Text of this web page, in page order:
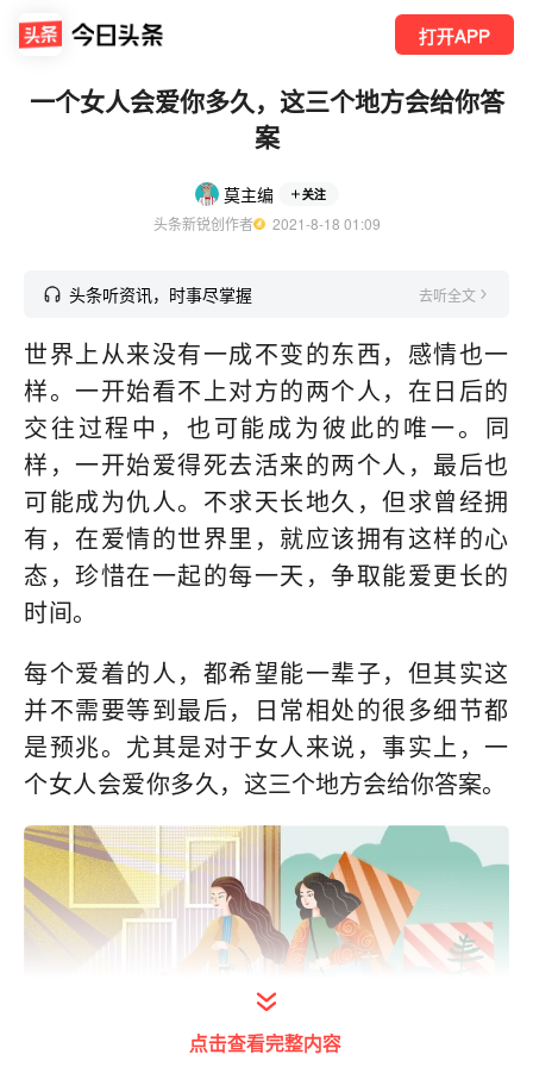
打开APP
一个女人会爱你多久，这三个地方会给你答
案
莫主编 关注
头条新锐创作者
  2021-8-18 01:09
头条听资讯，时事尽掌握 去听全文
世界上从来没有一成不变的东西，感情也一
样。一开始看不上对方的两个人，在日后的
交往过程中，也可能成为彼此的唯一。同
样，一开始爱得死去活来的两个人，最后也
可能成为仇人。不求天长地久，但求曾经拥
有，在爱情的世界里，就应该拥有这样的心
态，珍惜在一起的每一天，争取能爱更长的
时间。
每个爱着的人，都希望能一辈子，但其实这
并不需要等到最后，日常相处的很多细节都
是预兆。尤其是对于女人来说，事实上，一
个女人会爱你多久， 这三个地方会给你答案。
点击查看完整内容